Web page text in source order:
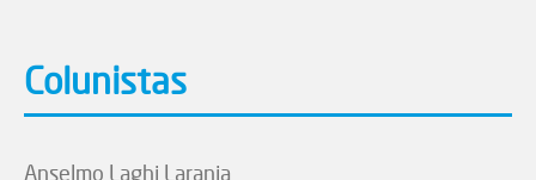
Colunistas
Anselmo Laghi Laranja